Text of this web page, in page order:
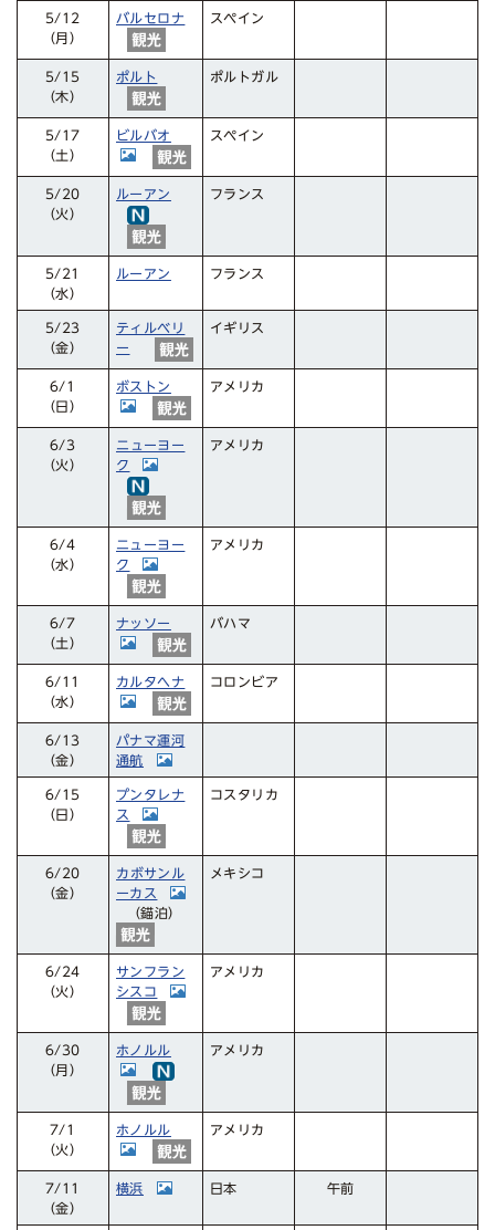
5/12
（月）
バルセロナ スペイン
5/15
（木）
ポルト ポルトガル
5/17
（土）
ビルバオ スペイン
5/20
（火）
ルーアン フランス
5/21
（水）
ルーアン フランス
5/23
（金）
ティルベリ
ー
イギリス
6/1
（日）
ボストン アメリカ
6/3
（火）
ニューヨー
ク
アメリカ
6/4
（水）
ニューヨー
ク
アメリカ
6/7
（土）
ナッソー バハマ
6/11
（水）
カルタヘナ コロンビア
6/13
（金）
パナマ運河
通航
6/15
（日）
プンタレナ
ス
コスタリカ
6/20
（金）
カボサンル
ーカス
（錨泊）
メキシコ
6/24
（火）
サンフラン
シスコ
アメリカ
6/30
（月）
ホノルル アメリカ
7/1
（火）
ホノルル アメリカ
7/11
（金）
横浜 日本 午前